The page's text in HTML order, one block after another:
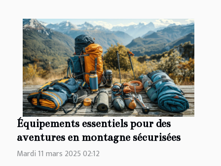
Équipements essentiels pour des
aventures en montagne sécurisées
Mardi 11 mars 2025 02:12